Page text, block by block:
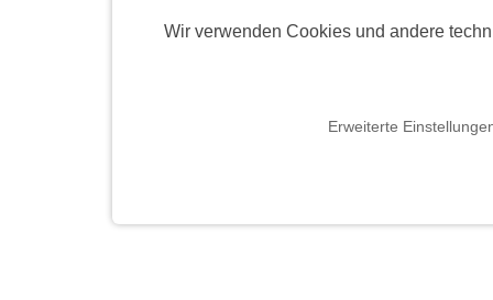
Wir verwenden Cookies und andere
Erweiterte